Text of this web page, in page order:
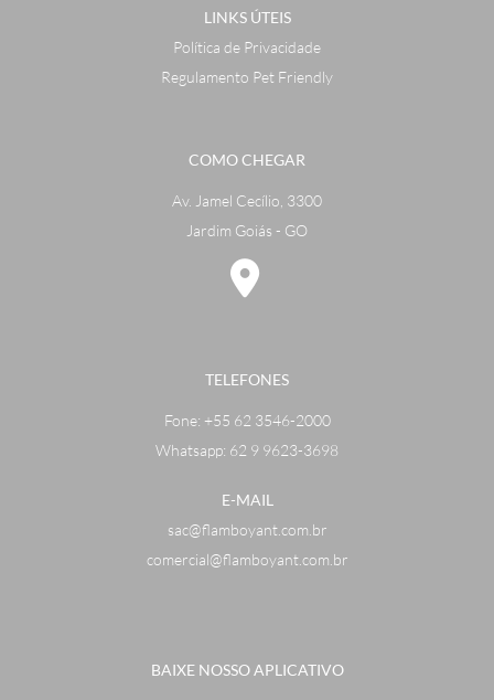
LINKS ÚTEIS
Política de Privacidade
Regulamento Pet Friendly
COMO CHEGAR
Av. Jamel Cecílio, 3300
Jardim Goiás - GO
TELEFONES
Fone: +55 62 3546-2000
Whatsapp: 62 9 9623-3698
E-MAIL
sac@flamboyant.com.br
comercial@flamboyant.com.br
BAIXE NOSSO APLICATIVO